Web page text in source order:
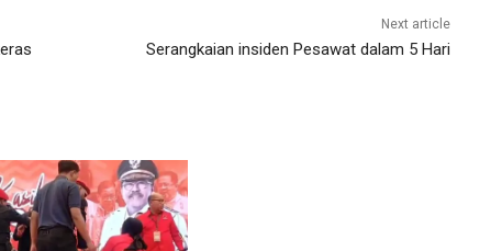
Next article
Serangkaian insiden Pesawat dalam 5 Hari